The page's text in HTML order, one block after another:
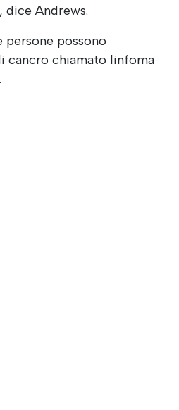
Andrews.
persone possono
cancro chiamato linfoma